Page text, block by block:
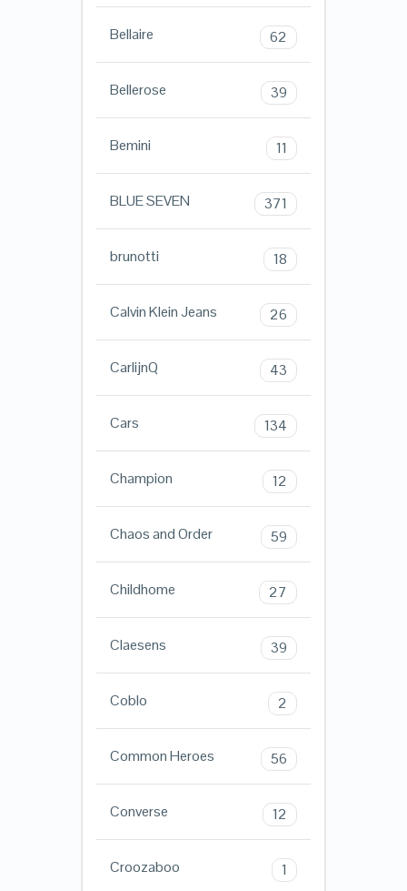
Bellaire 62
Bellerose 39
Bemini 11
BLUE SEVEN 371
brunotti 18
Calvin Klein Jeans 26
CarlijnQ 43
Cars 134
Champion 12
Chaos and Order 59
Childhome 27
Claesens 39
Coblo 2
Common Heroes 56
Converse 12
Croozaboo 1